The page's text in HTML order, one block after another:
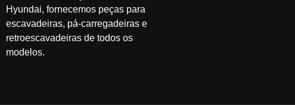
Hyundai, fornecemos peças para
escavadeiras, pá-carregadeiras e
retroescavadeiras de todos os
modelos.